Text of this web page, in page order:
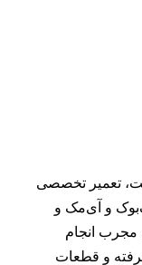
تعمیر تخصصی
و آی‌مک و
مجرب انجام
و قطعات